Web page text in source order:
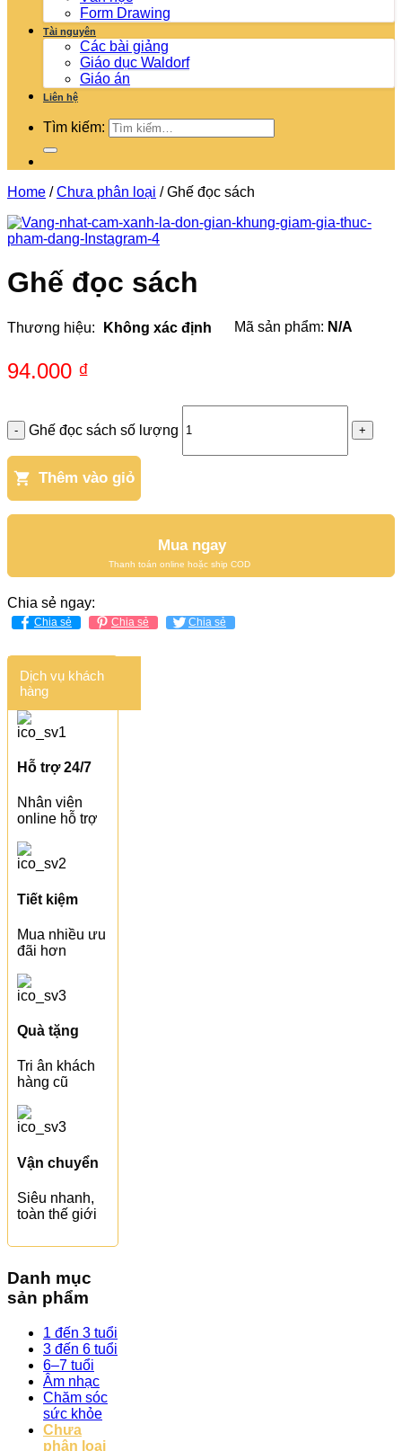
Form Drawing
Tài nguyên
Các bài giảng
Giáo dục Waldorf
Giáo án
Liên hệ
Tìm kiếm:
Home /Chưa phân loại /Ghế đọc sách
Ghế đọc sách
Thương hiệu: Không xác định Mã sản phẩm: N/A
94.000 ₫
Ghế đọc sách số lượng
Thêm vào giỏ
Mua ngay
Chia sẻ ngay:
Chia sẻ Chia sẻ Chia sẻ
Dịch vụ khách
hàng
Hỗ trợ 24/7
Nhân viên
online hỗ trợ
Tiết kiệm
Mua nhiều ưu
đãi hơn
Quà tặng
Tri ân khách
hàng cũ
Vận chuyển
Siêu nhanh,
toàn thế giới
Danh mục
sản phẩm
1 đến 3 tuổi
3 đến 6 tuổi
6–7 tuổi
Âm nhạc
Chăm sóc
sức khỏe
Chưa
phân loại